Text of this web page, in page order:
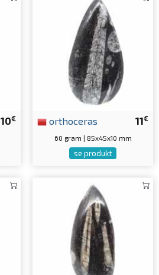
10€ 11€
orthoceras
60 gram | 85x45x10 mm
se produkt